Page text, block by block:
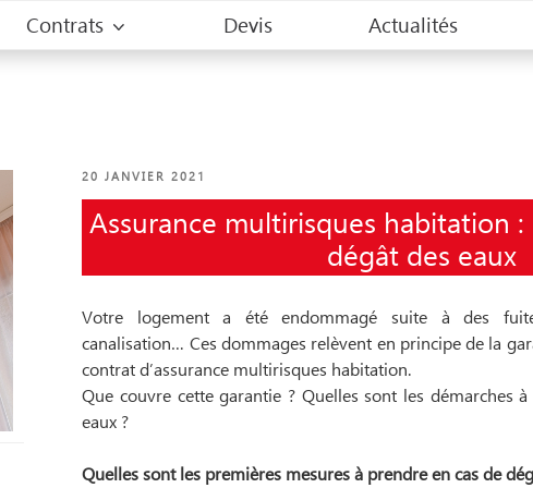
Contrats Devis Actualités
PUBLIÉ
20 JANVIER 2021
Assurance multirisques habitation
dégât des eaux
Votre logement a été endommagé suite à des
canalisation… Ces dommages relèvent en principe de la
contrat d’assurance multirisques habitation.
Que couvre cette garantie ? Quelles sont les démarches
eaux ?
Quelles sont les premières mesures à prendre en cas de